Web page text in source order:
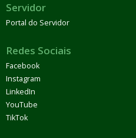
Servidor
Portal do Servidor
Redes Sociais
Facebook
Instagram
LinkedIn
YouTube
TikTok